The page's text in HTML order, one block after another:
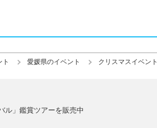
ト 愛媛県のイベント クリスマスイベント
ル」鑑賞ツアーを販売中